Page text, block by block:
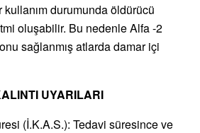
durumunda öldürücü
oluşabilir. Bu nedenle Alfa -2
sağlanmış atlarda damar içi
UYARILARI
(İ.K.A.S.): Tedavi süresince ve